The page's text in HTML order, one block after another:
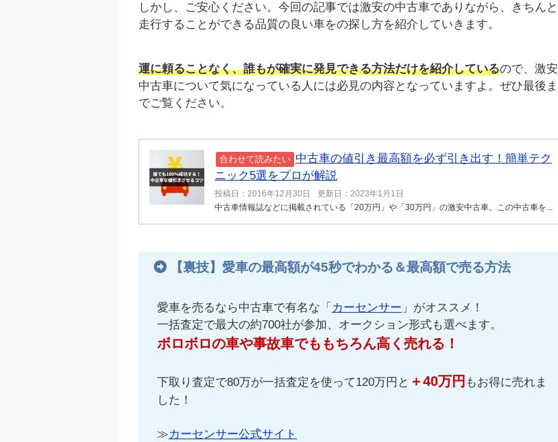
しかし、ご安心ください。今回の記事では激安の中古車でありながら、きちんと
走行することができる品質の良い車をの探し方を紹介していきます。
運に頼ることなく、誰もが確実に発見できる方法だけを紹介しているので、激安
中古車について気になっている人には必見の内容となっていますよ。ぜひ最後ま
でご覧ください。
合わせて読みたい 中古車の値引き最高額を必ず引き出す！簡単テク
ニック5選をプロが解説
投稿日：2016年12月30日
更新日：2023年1月1日
中古車情報誌などに掲載されている「20万円」や「30万円」の激安中古車。この中古車を...
【裏技】愛車の最高額が45秒でわかる＆最高額で売る方法
愛車を売るなら中古車で有名な「 カーセンサー 」がオススメ！
一括査定で最大の約700社が参加、オークション形式も選べます。
ボロボロの車や事故車でももちろん高く売れる！
下取り査定で80万が一括査定を使って120万円と ＋40万円 もお得に売れま
した！
≫カーセンサー公式サイト